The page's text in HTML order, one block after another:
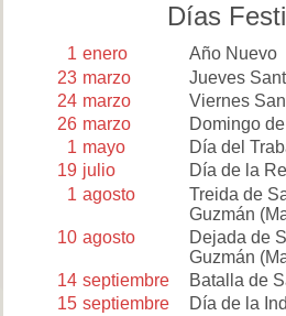
Días
1 enero
Año Nuevo
23 marzo
Jueves
24 marzo
Viernes
26 marzo
Domingo
1 mayo
Día del
19 julio
Día de la
1 agosto
Treida de
Guzmán
10 agosto
Dejada de
Guzmán
14 septiembre
Batalla de
15 septiembre
Día de la